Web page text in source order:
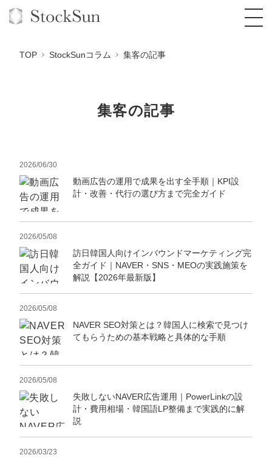
オーダーメイド支援
コンサルタント一覧
品質ガイドライン
社内コンペ
クレーム窓口
定額制Webマーケティング代行『マキトルく
ん』
定額制営業代行『カリトルくん』
定額制採用代行・RPO『トルトルくん』
営業改善特化の動画制作『動画でカリトルく
ん』
定額LINE運用代行『LINEマキトルくん』
オリジナルサービス
格安でAI導入支援『あいのりAI』
拡散付1日密着動画制作『まるごと社長』
1本無料で記事を制作『SEOトライアル』
定額制LP制作・改善『最強LP』
実績
お役立ち資料
料金表
オンラインサロン
StockSun道場
道場TOP
動画編集
エンジニア
YouTubeディレクター
年収エージェント
ミッション・ビジョン・バリュー
代表メッセージ（岩野圭佑）
取締役メッセージ（株本祐己）
業務委託
認定パートナー
動画ディレクター
TOP StockSunコラム 集客の記事
集客の記事
2026/06/30
動画広告の運用で成果を出す全手順｜KPI設
計・改善・代行の選び方まで完全ガイド
2026/05/08
訪日韓国人向けインバウンドマーケティング完
全ガイド｜NAVER・SNS・MEOの実践施策を
解説【2026年最新版】
2026/05/08
NAVER SEO対策とは？韓国人に検索で見つけ
てもらうための基本戦略と具体的な手順
2026/05/08
失敗しないNAVER広告運用｜PowerLinkの設
計・費用相場・韓国語LP整備まで実践的に解
説
2026/03/23